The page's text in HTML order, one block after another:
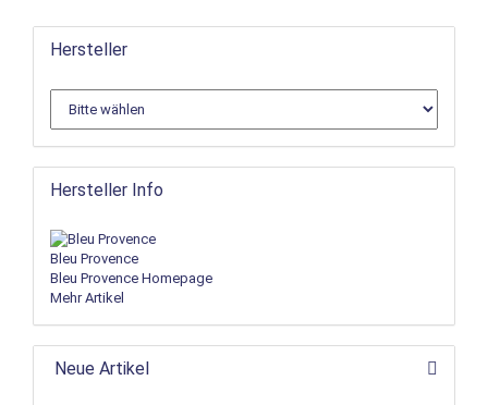
Hersteller
Hersteller Info
Bleu Provence
Bleu Provence Homepage
Mehr Artikel
Neue Artikel